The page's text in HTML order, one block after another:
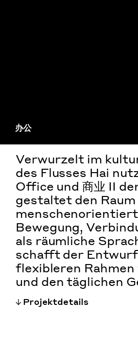
办公
Verwurzelt im
des Flusses Hai
Office und 商业 II
gestaltet den
Bewegung,
als räumliche
schafft der
flexibleren
und den täglichen
Projektdetails